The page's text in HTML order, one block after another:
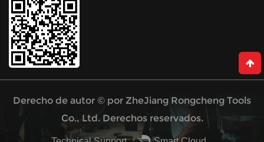
Derecho de autor © por ZheJiang Rongcheng Tools
Co., Ltd.Derechos reservados.